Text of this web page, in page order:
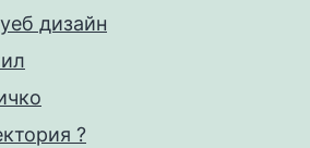
дизайн
?